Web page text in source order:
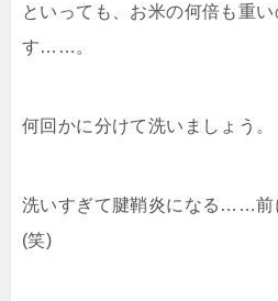
といっても、お米の何倍も重
す……。
何回かに分けて洗いましょう。
洗いすぎて腱鞘炎になる……前
(笑)